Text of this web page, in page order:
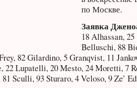
по Москве.
Заявка
18 Alhassan, 25
Belluschi, 88
82 Gilardino, 5 Granqvist, 11
22 Lupatelli, 20 Mesto, 24 Moretti, 7
Sculli, 93 Sturaro, 4 Veloso, 9 Ze’